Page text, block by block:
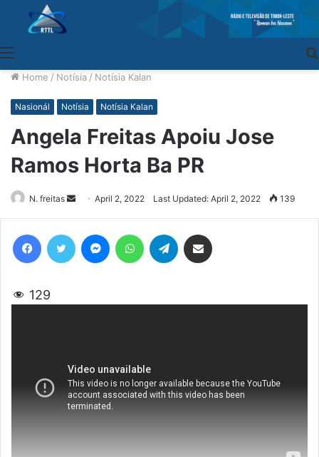
Home / Notísia / Notísia Kalan
Nasionál Notísia Notísia Kalan
Angela Freitas Apoiu Jose
Ramos Horta Ba PR
N. freitas
Send
an
email
April 2, 2022 Last Updated: April 2, 2022 139
129